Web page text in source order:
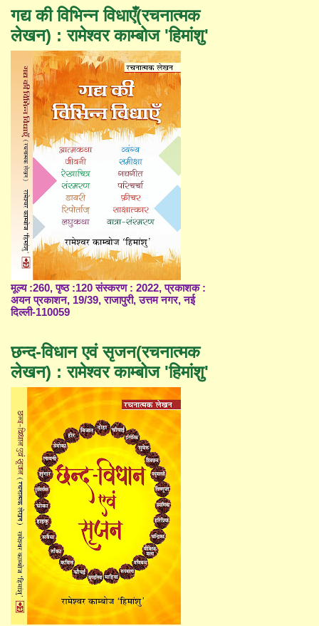
गद्य की विभिन्न विधाएँ(रचनात्मक
लेखन) : रामेश्वर काम्बोज 'हिमांशु'
मूल्य :260, पृष्ठ :120 संस्करण : 2022, प्रकाशक :
अयन प्रकाशन, 19/39, राजापुरी, उत्तम नगर, नई
दिल्ली-110059
छन्द-विधान एवं सृजन(रचनात्मक
लेखन) : रामेश्वर काम्बोज 'हिमांशु'